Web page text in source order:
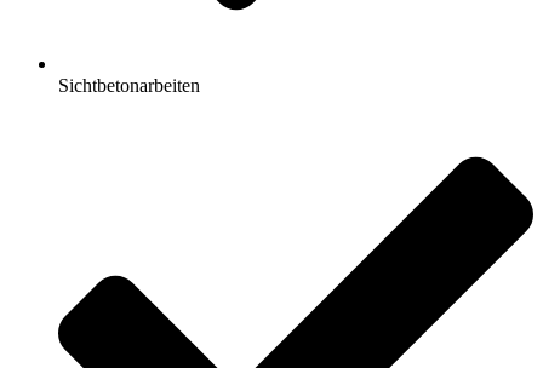
Sichtbetonarbeiten